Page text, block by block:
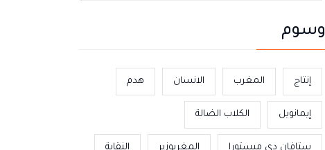
وسوم
إنتاج المغرب الانسان هدم
إيمانويل الكلاب الضالة
ستافان دي ميستورا المغربوزير النقابة